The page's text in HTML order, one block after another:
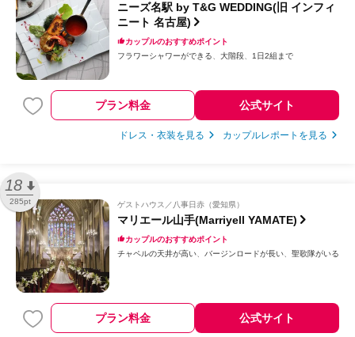
ニーズ名駅 by T&G WEDDING(旧 インフィ
ニート 名古屋)
カップルのおすすめポイント
フラワーシャワーができる
大階段 1日2組まで
プラン料金 公式サイト
ドレス・衣装を見る カップルレポートを見る
18
285pt ゲストハウス 八事日赤（愛知県）
マリエール山手(Marriyell YAMATE)
カップルのおすすめポイント
チャペルの天井が高い
バージンロードが長い 聖歌隊がいる
プラン料金 公式サイト